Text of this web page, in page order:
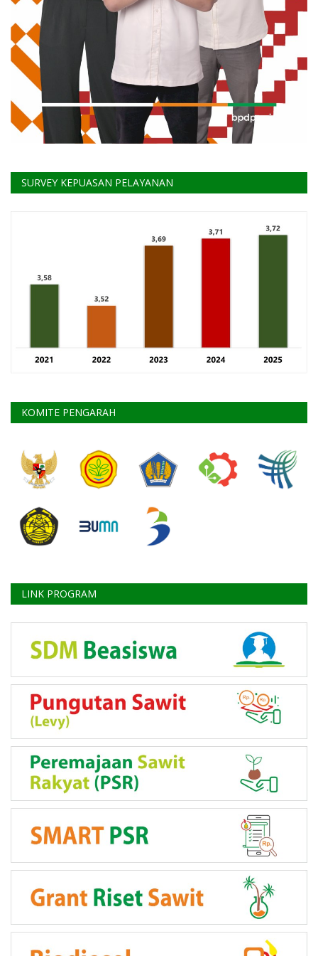
SURVEY KEPUASAN PELAYANAN
KOMITE PENGARAH
LINK PROGRAM